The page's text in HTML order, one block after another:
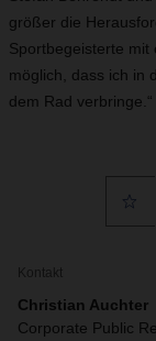
größer die
Sportbegeisterte mit
möglich, dass ich in
dem Rad verbringe.“
Kontakt
Christian Auchter
Corporate Public